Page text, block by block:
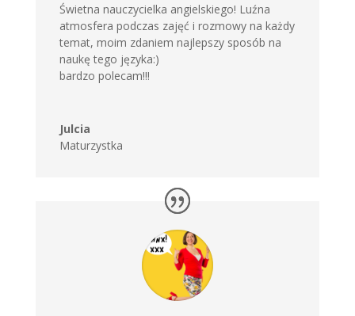
Świetna nauczycielka angielskiego! Luźna
atmosfera podczas zajęć i rozmowy na każdy
temat, moim zdaniem najlepszy sposób na
naukę tego języka:)
bardzo polecam!!!
Julcia
Maturzystka